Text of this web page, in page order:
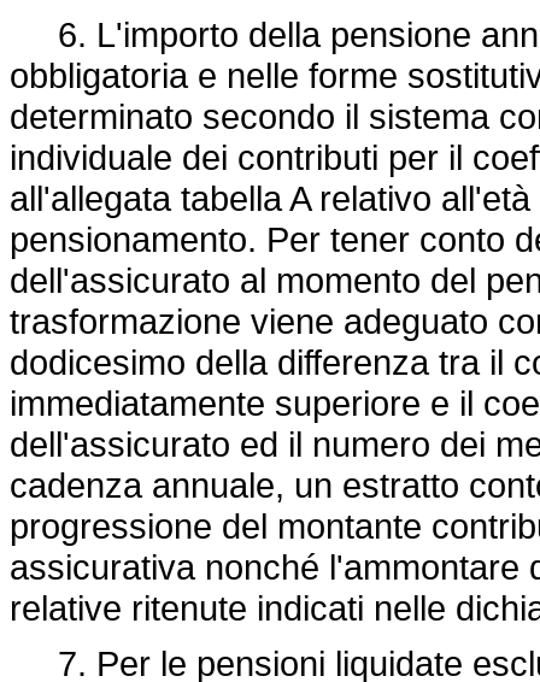
6. L'importo della pensione
obbligatoria e nelle forme
determinato secondo il sistema
individuale dei contributi per il
all'allegata tabella A relativo
pensionamento. Per tener conto
dell'assicurato al momento del
trasformazione viene adeguato
dodicesimo della differenza tra il
immediatamente superiore e il
dell'assicurato ed il numero dei
cadenza annuale, un estratto
progressione del montante
assicurativa nonché l'ammontare
relative ritenute indicati nelle
7. Per le pensioni liquidate